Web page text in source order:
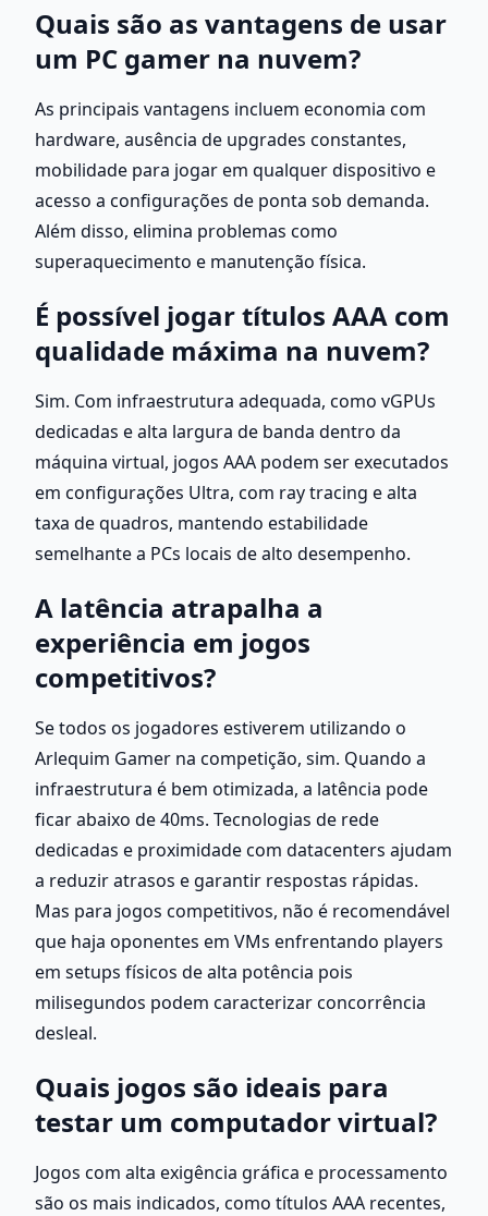
Quais são as vantagens de usar
um PC gamer na nuvem?
As principais vantagens incluem economia com
hardware, ausência de upgrades constantes,
mobilidade para jogar em qualquer dispositivo e
acesso a configurações de ponta sob demanda.
Além disso, elimina problemas como
superaquecimento e manutenção física.
É possível jogar títulos AAA com
qualidade máxima na nuvem?
Sim. Com infraestrutura adequada, como vGPUs
dedicadas e alta largura de banda dentro da
máquina virtual, jogos AAA podem ser executados
em configurações Ultra, com ray tracing e alta
taxa de quadros, mantendo estabilidade
semelhante a PCs locais de alto desempenho.
A latência atrapalha a
experiência em jogos
competitivos?
Se todos os jogadores estiverem utilizando o
Arlequim Gamer na competição, sim. Quando a
infraestrutura é bem otimizada, a latência pode
ficar abaixo de 40ms. Tecnologias de rede
dedicadas e proximidade com datacenters ajudam
a reduzir atrasos e garantir respostas rápidas.
Mas para jogos competitivos, não é recomendável
que haja oponentes em VMs enfrentando players
em setups físicos de alta potência pois
milisegundos podem caracterizar concorrência
desleal.
Quais jogos são ideais para
testar um computador virtual?
Jogos com alta exigência gráfica e processamento
são os mais indicados, como títulos AAA recentes,